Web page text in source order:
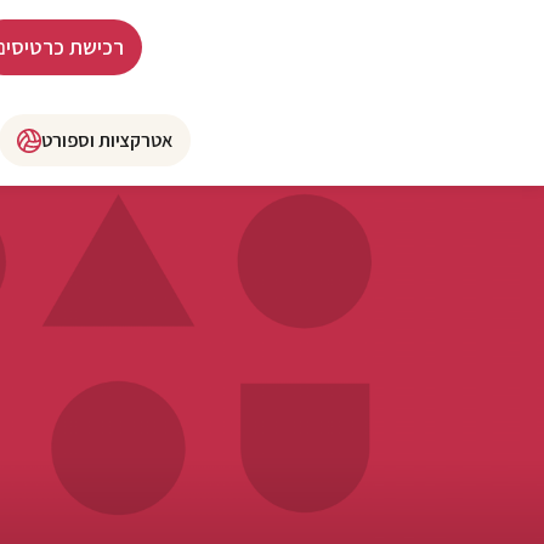
רכישת
אטרקציות וספורט